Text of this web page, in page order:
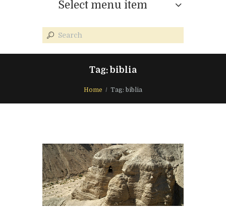
Select menu item
Tag: biblia
Home Tag: biblia